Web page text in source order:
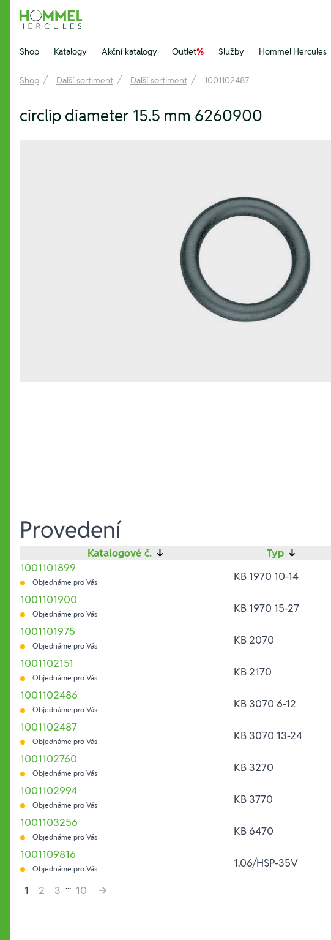
Hommel Hercules
Shop Katalogy Akční katalogy Outlet% Služby Hommel Hercules
Shop Další sortiment Další sortiment 1001102487
circlip diameter 15.5 mm 6260900
Provedení
Katalogové č. ↓ Typ ↓
1001101899
Objednáme pro Vás KB 1970 10-14
1001101900
Objednáme pro Vás KB 1970 15-27
1001101975
Objednáme pro Vás KB 2070
1001102151
Objednáme pro Vás KB 2170
1001102486
Objednáme pro Vás KB 3070 6-12
1001102487
Objednáme pro Vás KB 3070 13-24
1001102760
Objednáme pro Vás KB 3270
1001102994
Objednáme pro Vás KB 3770
1001103256
Objednáme pro Vás KB 6470
1001109816
Objednáme pro Vás 1.06/HSP-35V
1
2 3 ... 10